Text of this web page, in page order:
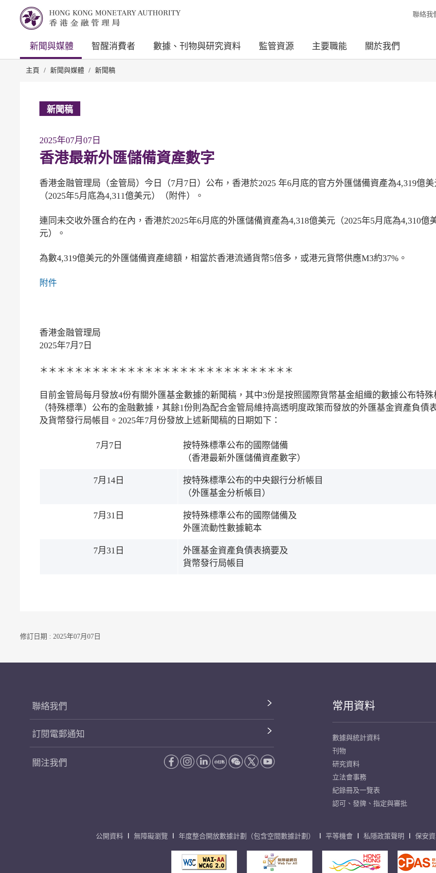
聯絡我
新聞與媒體 智醒消費者 數據、刊物與研究資料 監管資源 主要職能 關於我們
主頁 / 新聞與媒體 / 新聞稿
新聞稿
2025年07月07日
香港最新外匯儲備資產數字
香港金融管理局（金管局）今日（7月7日）公布，香港於2025 年6月底的官方外匯儲備資產為4,319億美
（2025年5月底為4,311億美元）（附件）。
連同未交收外匯合約在內，香港於2025年6月底的外匯儲備資產為4,318億美元（2025年5月底為4,310億
元）。
為數4,319億美元的外匯儲備資產總額，相當於香港流通貨幣5倍多，或港元貨幣供應M3約37%。
附件
香港金融管理局
2025年7月7日
＊＊＊＊＊＊＊＊＊＊＊＊＊＊＊＊＊＊＊＊＊＊＊＊＊＊＊＊＊
目前金管局每月發放4份有關外匯基金數據的新聞稿，其中3份是按照國際貨幣基金組織的數據公布特殊
（特殊標準）公布的金融數據，其餘1份則為配合金管局維持高透明度政策而發放的外匯基金資產負債
及貨幣發行局帳目。2025年7月份發放上述新聞稿的日期如下：
7月7日
按特殊標準公布的國際儲備
（香港最新外匯儲備資產數字）
7月14日
按特殊標準公布的中央銀行分析帳目
（外匯基金分析帳目）
7月31日
按特殊標準公布的國際儲備及
外匯流動性數據範本
7月31日
外匯基金資產負債表摘要及
貨幣發行局帳目
修訂日期 : 2025年07月07日
聯絡我們
訂閱電郵通知
關注我們
常用資料
數據與統計資料
刊物
研究資料
立法會事務
紀錄冊及一覽表
認可、發牌、指定與審批
公開資料 無障礙瀏覽 年度整合開放數據計劃（包含空間數據計劃） 平等機會 私隱政策聲明 保安